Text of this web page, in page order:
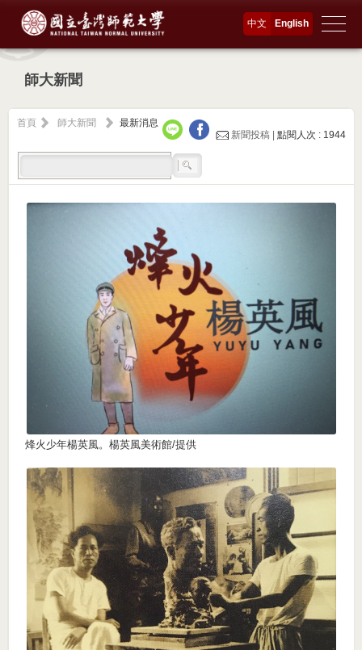
English
中文
師大新聞
首頁 師大新聞
最新消息
新聞投稿 |點閱人次 : 1944
烽火少年楊英風。楊英風美術館/提供